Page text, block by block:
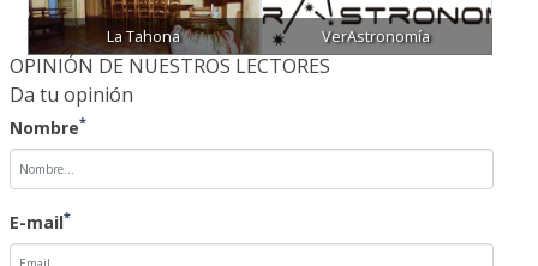
La Tahona VerAstronomía
OPINIÓN DE NUESTROS LECTORES
Da tu opinión
Nombre*
E-mail*